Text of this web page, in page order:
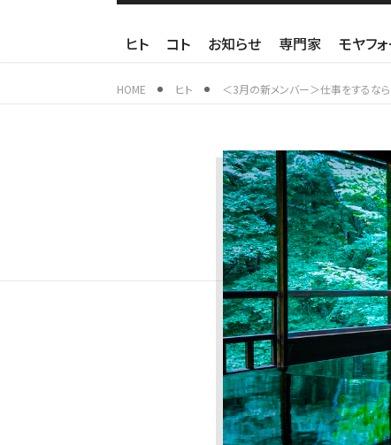
ヒト コト お知らせ 専門家 モヤフ
HOME ヒト ＜3月の新メンバー＞仕事をするなら